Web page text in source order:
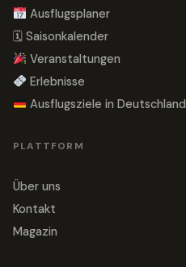
Ausflugsplaner
🗓 Saisonkalender
Veranstaltungen
Erlebnisse
Ausflugsziele in Deutschland
PLATTFORM
Über uns
Kontakt
Magazin